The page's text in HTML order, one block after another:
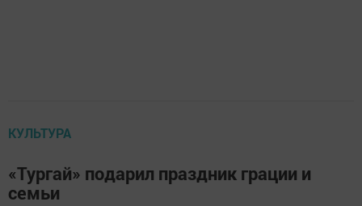
КУЛЬТУРА
«Тургай» подарил праздник грации и
семьи